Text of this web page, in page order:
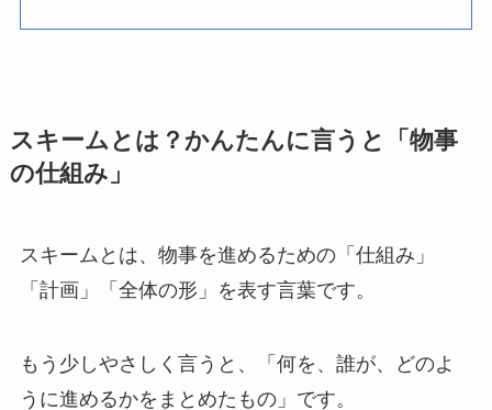
スキームとは？かんたんに言うと「物事
の仕組み」
スキームとは、物事を進めるための「仕組み」
「計画」「全体の形」を表す言葉です。
もう少しやさしく言うと、「何を、誰が、どのよ
うに進めるかをまとめたもの」です。